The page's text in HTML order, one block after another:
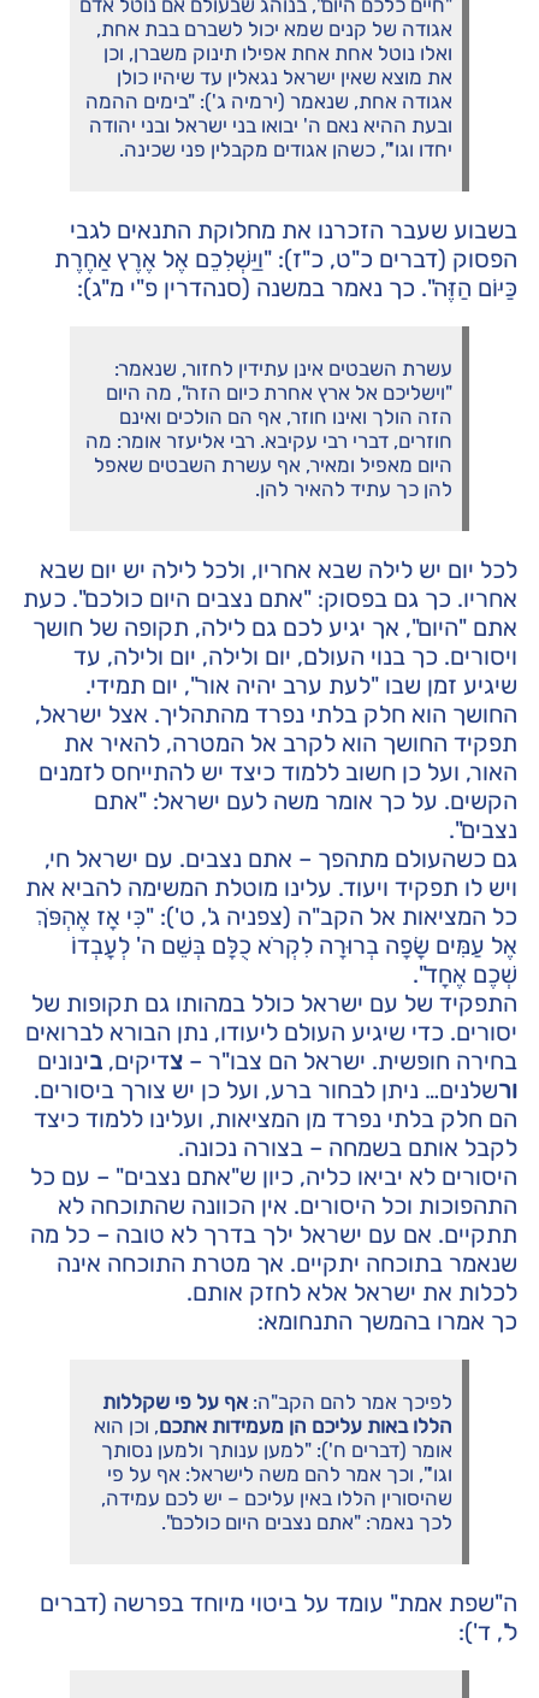
אגודה של קנים שמא יכול לשברם בבת אחת,
ואלו נוטל אחת אחת אפילו תינוק משברן, וכן
את מוצא שאין ישראל נגאלין עד שיהיו כולן
אגודה אחת, שנאמר (ירמיה ג'): "בימים ההמה
ובעת ההיא נאם ה' יבואו בני ישראל ובני יהודה
יחדו וגו'", כשהן אגודים מקבלין פני שכינה.
בשבוע שעבר הזכרנו את מחלוקת התנאים לגבי
הפסוק (דברים כ"ט, כ"ז): "וַיַּשְׁלִכֵם אֶל אֶרֶץ אַחֶרֶת
כַּיּוֹם הַזֶּה". כך נאמר במשנה (סנהדרין פ"י מ"ג):
עשרת השבטים אינן עתידין לחזור, שנאמר:
"וישליכם אל ארץ אחרת כיום הזה", מה היום
הזה הולך ואינו חוזר, אף הם הולכים ואינם
חוזרים, דברי רבי עקיבא. רבי אליעזר אומר: מה
היום מאפיל ומאיר, אף עשרת השבטים שאפל
להן כך עתיד להאיר להן.
לכל יום יש לילה שבא אחריו, ולכל לילה יש יום שבא
אחריו. כך גם בפסוק: "אתם נצבים היום כולכם". כעת
אתם "היום", אך יגיע לכם גם לילה, תקופה של חושך
ויסורים. כך בנוי העולם, יום ולילה, יום ולילה, עד
שיגיע זמן שבו "לעת ערב יהיה אור", יום תמידי.
החושך הוא חלק בלתי נפרד מהתהליך. אצל ישראל,
תפקיד החושך הוא לקרב אל המטרה, להאיר את
האור, ועל כן חשוב ללמוד כיצד יש להתייחס לזמנים
הקשים. על כך אומר משה לעם ישראל: "אתם
נצבים".
גם כשהעולם מתהפך – אתם נצבים. עם ישראל חי,
ויש לו תפקיד ויעוד. עלינו מוטלת המשימה להביא את
כל המציאות אל הקב"ה (צפניה ג', ט'): "כִּי אָז אֶהְפֹּךְ
אֶל עַמִּים שָׂפָה בְרוּרָה לִקְרֹא כֻלָּם בְּשֵׁם ה' לְעָבְדוֹ
שְׁכֶם אֶחָד".
התפקיד של עם ישראל כולל במהותו גם תקופות של
יסורים. כדי שיגיע העולם ליעודו, נתן הבורא לברואים
בחירה חופשית. ישראל הם צבו"ר – צדיקים, בינונים
ורשלנים… ניתן לבחור ברע, ועל כן יש צורך ביסורים.
הם חלק בלתי נפרד מן המציאות, ועלינו ללמוד כיצד
לקבל אותם בשמחה – בצורה נכונה.
היסורים לא יביאו כליה, כיון ש"אתם נצבים" – עם כל
התהפוכות וכל היסורים. אין הכוונה שהתוכחה לא
תתקיים. אם עם ישראל ילך בדרך לא טובה – כל מה
שנאמר בתוכחה יתקיים. אך מטרת התוכחה אינה
לכלות את ישראל אלא לחזק אותם.
כך אמרו בהמשך התנחומא:
לפיכך אמר להם הקב"ה: אף על פי שקללות
הללו באות עליכם הן מעמידות אתכם, וכן הוא
אומר (דברים ח'): "למען ענותך ולמען נסותך
וגו'", וכך אמר להם משה לישראל: אף על פי
שהיסורין הללו באין עליכם – יש לכם עמידה,
לכך נאמר: "אתם נצבים היום כולכם".
ה"שפת אמת" עומד על ביטוי מיוחד בפרשה (דברים
ל', ד'):